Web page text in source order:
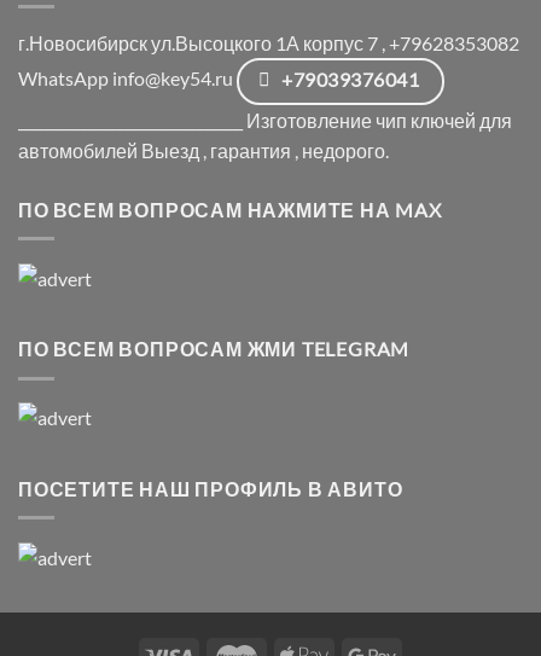
г.Новосибирск ул.Высоцкого 1А корпус 7 , +79628353082
WhatsApp info@key54.ru
+79039376041
_______________________________ Изготовление чип ключей для
автомобилей Выезд , гарантия , недорого.
ПО ВСЕМ ВОПРОСАМ НАЖМИТЕ НА MAX
ПО ВСЕМ ВОПРОСАМ ЖМИ TELEGRAM
ПОСЕТИТЕ НАШ ПРОФИЛЬ В АВИТО